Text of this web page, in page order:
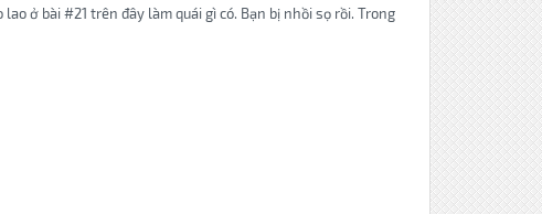
ở bài #21 trên đây làm quái gì có. Bạn bị nhồi sọ rồi. Trong